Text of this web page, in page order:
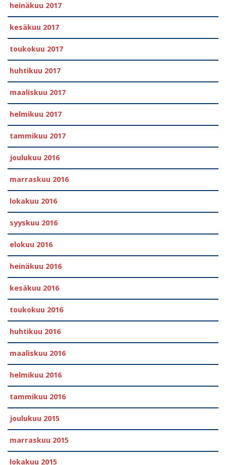
heinäkuu 2017
kesäkuu 2017
toukokuu 2017
huhtikuu 2017
maaliskuu 2017
helmikuu 2017
tammikuu 2017
joulukuu 2016
marraskuu 2016
lokakuu 2016
syyskuu 2016
elokuu 2016
heinäkuu 2016
kesäkuu 2016
toukokuu 2016
huhtikuu 2016
maaliskuu 2016
helmikuu 2016
tammikuu 2016
joulukuu 2015
marraskuu 2015
lokakuu 2015